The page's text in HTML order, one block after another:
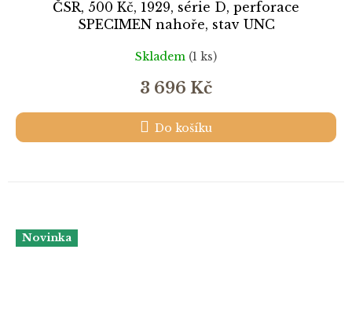
ČSR, 500 Kč, 1929, série D, perforace
SPECIMEN nahoře, stav UNC
Skladem (1 ks)
3 696 Kč
Do košíku
Novinka